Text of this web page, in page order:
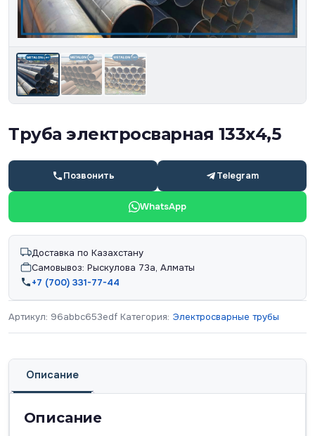
Труба электросварная 133х4,5
Позвонить Telegram
WhatsApp
Доставка по Казахстану
Самовывоз: Рыскулова 73а, Алматы
+7 (700) 331-77-44
Артикул: 96abbc653edf Категория: Электросварные трубы
Описание
Описание